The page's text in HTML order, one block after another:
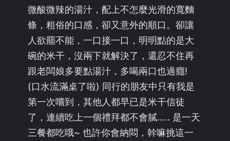
微酸微辣的湯汁，配上不怎麼光滑的寬麵
條，粗俗的口感，卻又意外的順口。卻讓
人欲罷不能，一口接一口，明明點的是大
碗的米干，沒兩下就解決了，還忍不住再
跟老闆娘多要點湯汁，多喝兩口也過癮!
(口水流滿桌了啦) 同行的朋友中只有我是
第一次嚐到，其他人都早已是米干信徒
了，連續吃上一個禮拜都不會膩….. 是一天
三餐都吃哦~ 也許你會納悶，幹嘛挑這一